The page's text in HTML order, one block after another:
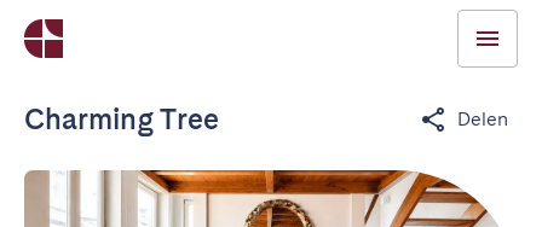
Charming Tree Delen